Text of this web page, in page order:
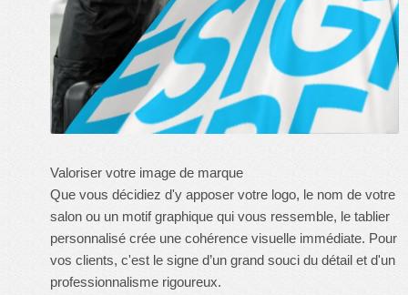
Valoriser votre image de marque
Que vous décidiez d'y apposer votre logo, le nom de votre
salon ou un motif graphique qui vous ressemble, le tablier
personnalisé crée une cohérence visuelle immédiate. Pour
vos clients, c'est le signe d’un grand souci du détail et d'un
professionnalisme rigoureux.